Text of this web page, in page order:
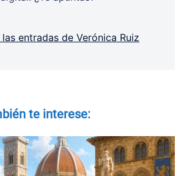
entradas de Verónica Ruiz
te interese: